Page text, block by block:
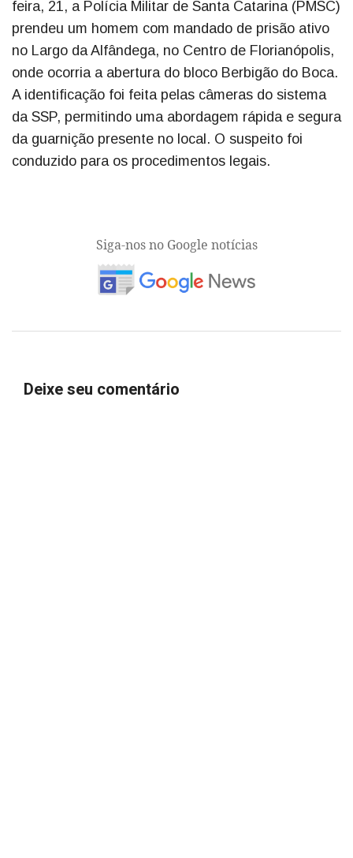
feira, 21, a Polícia Militar de Santa Catarina (PMSC)
prendeu um homem com mandado de prisão ativo
no Largo da Alfândega, no Centro de Florianópolis,
onde ocorria a abertura do bloco Berbigão do Boca.
A identificação foi feita pelas câmeras do sistema
da SSP, permitindo uma abordagem rápida e segura
da guarnição presente no local. O suspeito foi
conduzido para os procedimentos legais.
Siga-nos no Google notícias
Deixe seu comentário